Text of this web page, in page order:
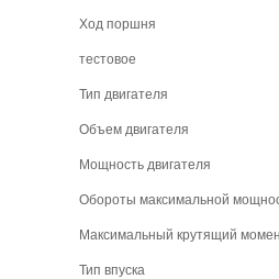
Ход поршня
тестовое
Тип двигателя
Объем двигателя
Мощность двигателя
Обороты максимальной
Максимальный крутящий
Тип впуска